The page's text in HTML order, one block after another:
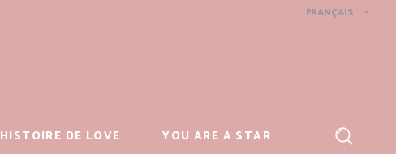
FRANÇAIS
HISTOIRE DE LOVE YOU ARE A STAR